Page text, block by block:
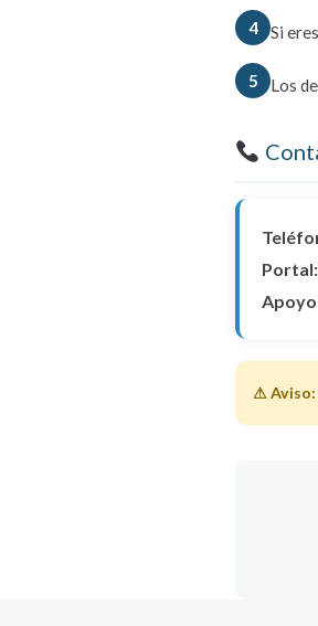
4 Si
5 Los
Portal:
⚠ Aviso: